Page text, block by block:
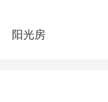
阳光房